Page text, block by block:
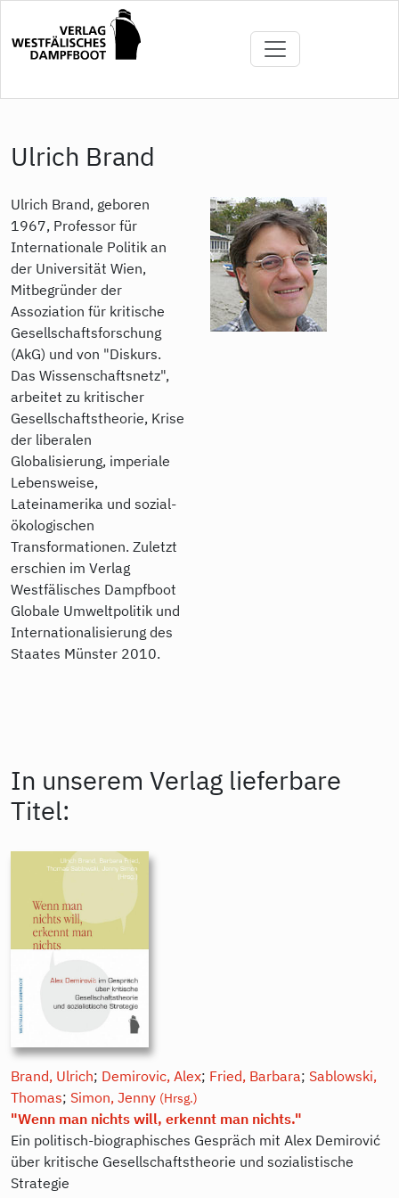
Inhalt
Ulrich Brand
Ulrich Brand, geboren
1967, Professor für
Internationale Politik an
der Universität Wien,
Mitbegründer der
Assoziation für kritische
Gesellschaftsforschung
(AkG) und von "Diskurs.
Das Wissenschaftsnetz",
arbeitet zu kritischer
Gesellschaftstheorie, Krise
der liberalen
Globalisierung, imperiale
Lebensweise,
Lateinamerika und sozial-
ökologischen
Transformationen. Zuletzt
erschien im Verlag
Westfälisches Dampfboot
Globale Umweltpolitik und
Internationalisierung des
Staates Münster 2010.
In unserem Verlag lieferbare
Titel:
Brand, Ulrich; Demirovic, Alex; Fried, Barbara; Sablowski,
Thomas; Simon, Jenny (Hrsg.)
"Wenn man nichts will, erkennt man nichts."
Ein politisch-biographisches Gespräch mit Alex Demirović
über kritische Gesellschaftstheorie und sozialistische
Strategie